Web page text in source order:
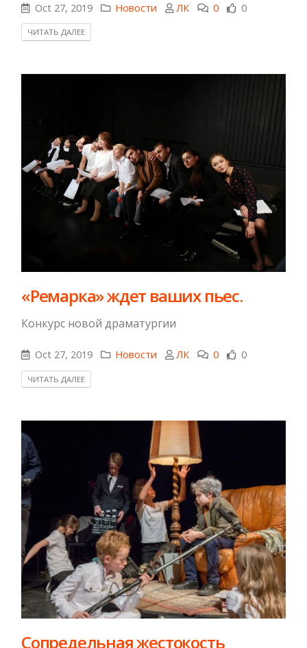
Oct 27, 2019 Новости ЛК 0 0
ЧИТАТЬ ДАЛЕЕ
«Ремарка» ждет ваших пьес.
Конкурс новой драматургии
Oct 27, 2019 Новости ЛК 0 0
ЧИТАТЬ ДАЛЕЕ
Сопредельная жестокость